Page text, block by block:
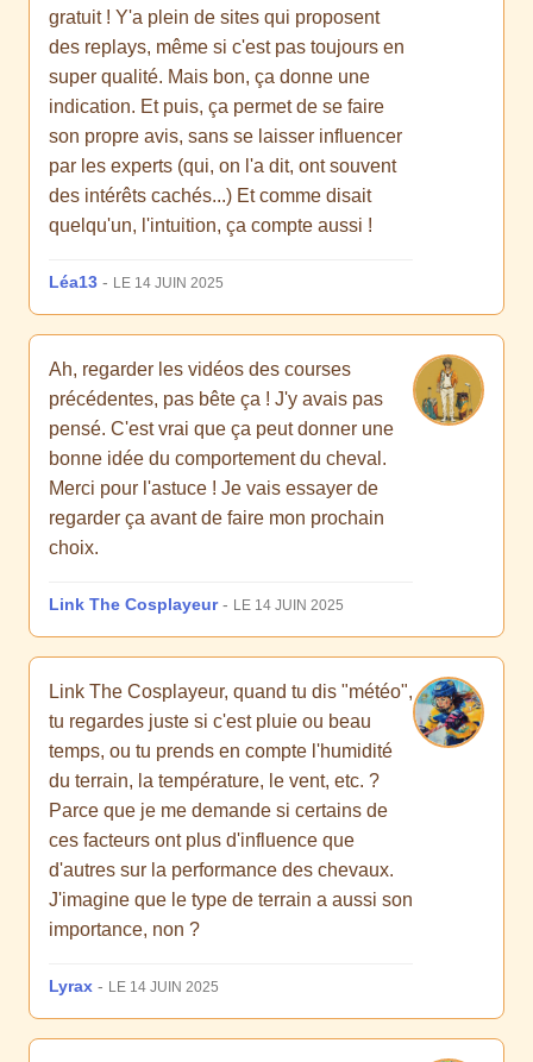
gratuit ! Y'a plein de sites qui proposent
des replays, même si c'est pas toujours en
super qualité. Mais bon, ça donne une
indication. Et puis, ça permet de se faire
son propre avis, sans se laisser influencer
par les experts (qui, on l'a dit, ont souvent
des intérêts cachés...) Et comme disait
quelqu'un, l'intuition, ça compte aussi !
Léa13 - LE 14 JUIN 2025
Ah, regarder les vidéos des courses
précédentes, pas bête ça ! J'y avais pas
pensé. C'est vrai que ça peut donner une
bonne idée du comportement du cheval.
Merci pour l'astuce ! Je vais essayer de
regarder ça avant de faire mon prochain
choix.
Link The Cosplayeur- LE 14 JUIN 2025
Link The Cosplayeur, quand tu dis "météo",
tu regardes juste si c'est pluie ou beau
temps, ou tu prends en compte l'humidité
du terrain, la température, le vent, etc. ?
Parce que je me demande si certains de
ces facteurs ont plus d'influence que
d'autres sur la performance des chevaux.
J'imagine que le type de terrain a aussi son
importance, non ?
Lyrax - LE 14 JUIN 2025